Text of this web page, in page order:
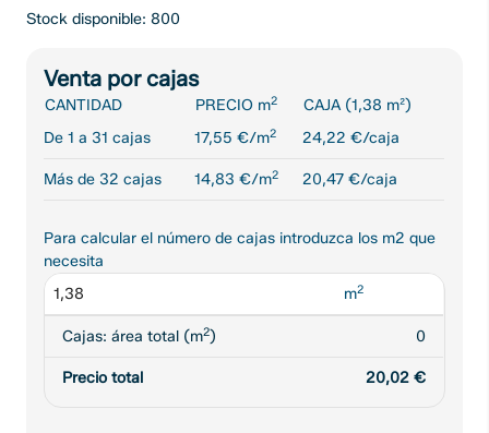
Stock disponible: 800
Venta por cajas
CANTIDAD PRECIO m2
CAJA (1,38 m²)
De 1 a 31 cajas
17,55 €/m2 24,22 €/caja
Más de 32 cajas 14,83 €/m2 20,47 €/caja
Para calcular el número de cajas introduzca los m2 que
necesita
m2
Cajas: área total (m2) 0
Precio total 20,02 €